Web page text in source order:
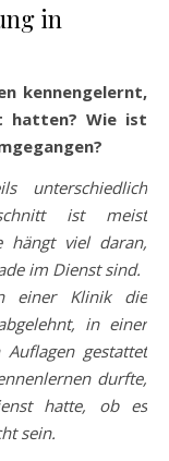
in
kennengelernt,
hatten? Wie ist
unterschiedlich
ist meist
hängt viel daran,
im Dienst sind.
einer Klinik die
in einer
gestattet
durfte,
hatte, ob es
sein.